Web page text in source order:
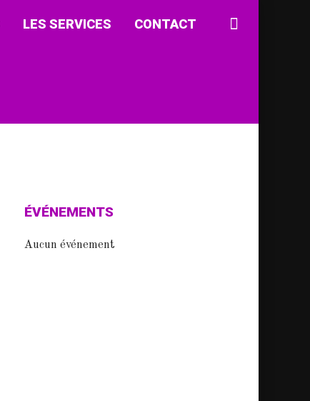
LES SERVICES CONTACT
ÉVÉNEMENTS
Aucun événement